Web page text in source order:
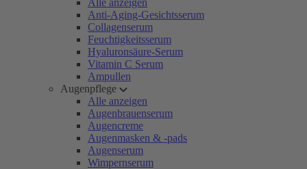
Alle anzeigen
Anti-Aging-Gesichtsserum
Collagenserum
Feuchtigkeitsserum
Hyaluronsäure-Serum
Vitamin C Serum
Ampullen
Augenpflege
Alle anzeigen
Augenbrauenserum
Augencreme
Augenmasken & -pads
Augenserum
Wimpernserum